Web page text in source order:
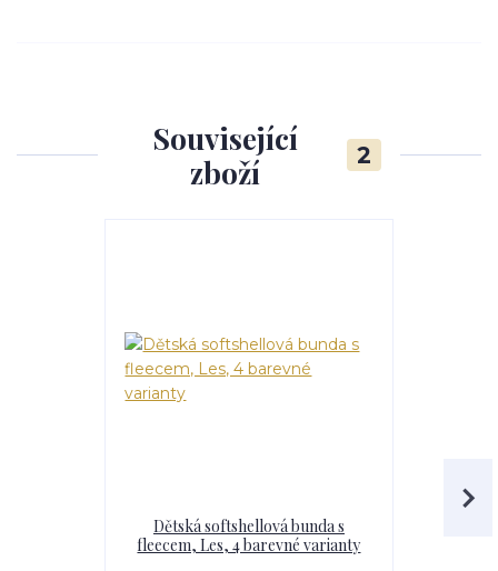
Související
zboží
2
Dětská softshellová bunda s
fleecem, Les, 4 barevné varianty